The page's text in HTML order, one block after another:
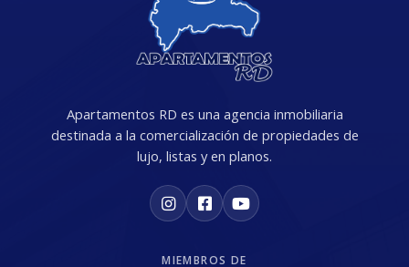
Apartamentos RD es una agencia inmobiliaria
destinada a la comercialización de propiedades de
lujo, listas y en planos.
MIEMBROS DE